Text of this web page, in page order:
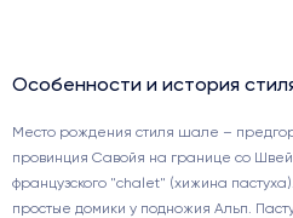
Особенности и история
Место рождения стиля шале –
провинция Савойя на границе со
французского "chalet" (хижина
простые домики у подножия Альп.